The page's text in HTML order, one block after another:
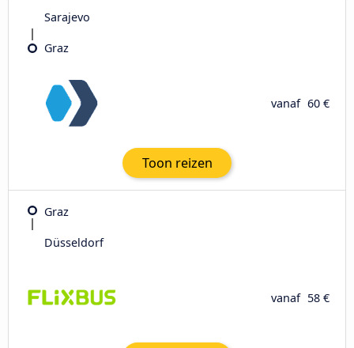
Sarajevo
Graz
vanaf 60 €
Toon reizen
Graz
Düsseldorf
vanaf 58 €